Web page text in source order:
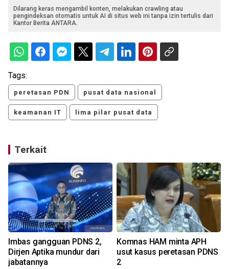
Dilarang keras mengambil konten, melakukan crawling atau
pengindeksan otomatis untuk AI di situs web ini tanpa izin tertulis dari
Kantor Berita ANTARA.
Tags:
peretasan PDN pusat data nasional
keamanan IT lima pilar pusat data
Terkait
Imbas gangguan PDNS 2,
Dirjen Aptika mundur dari
jabatannya
Komnas HAM minta APH
usut kasus peretasan PDNS
2